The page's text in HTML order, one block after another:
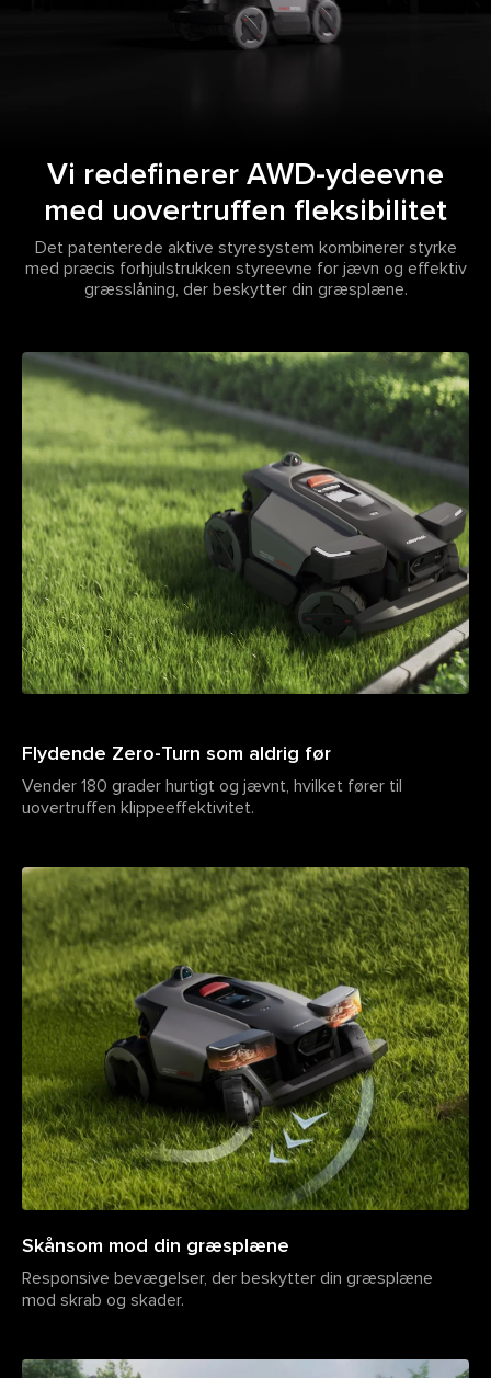
Vi redefinerer AWD-ydeevne
med uovertruffen fleksibilitet
Det patenterede aktive styresystem kombinerer styrke
med præcis forhjulstrukken styreevne for jævn og effektiv
græsslåning, der beskytter din græsplæne.
Flydende Zero-Turn som aldrig før
Vender 180 grader hurtigt og jævnt, hvilket fører til
uovertruffen klippeeffektivitet.
Skånsom mod din græsplæne
Responsive bevægelser, der beskytter din græsplæne
mod skrab og skader.